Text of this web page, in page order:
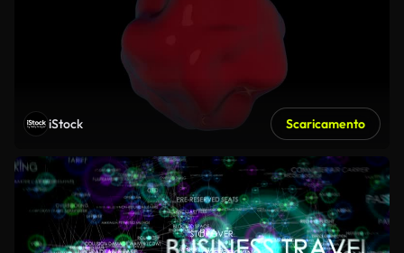
iStock Scaricamento